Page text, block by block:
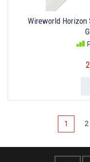
Wireworld Horizon
1 2